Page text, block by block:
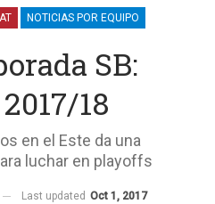
NOTICIAS POR EQUIPO
SB:
18
en el Este da una
luchar en playoffs
Last updated Oct 1, 2017